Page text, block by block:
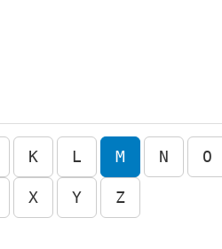
K L M N O
X Y Z